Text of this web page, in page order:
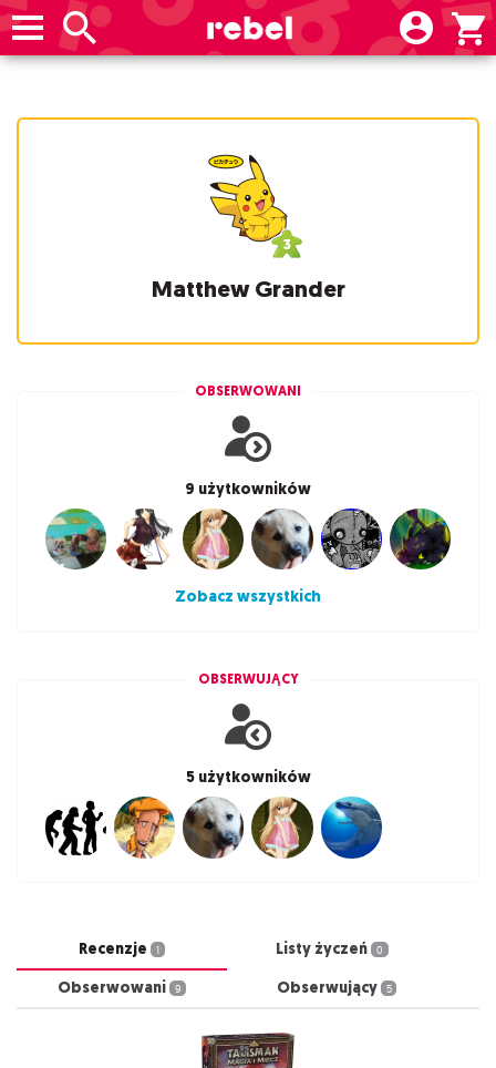
Matthew Grander
OBSERWOWANI
9 użytkowników
Zobacz wszystkich
OBSERWUJĄCY
5 użytkowników
Recenzje 1 Listy życzeń 0
Obserwowani 9 Obserwujący 5